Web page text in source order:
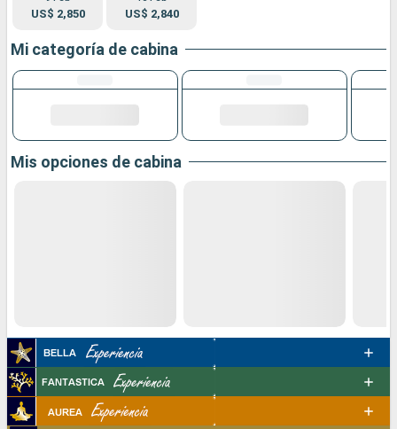
US$ 2,850 US$ 2,840
Mi categoría de cabina
Mis opciones de cabina